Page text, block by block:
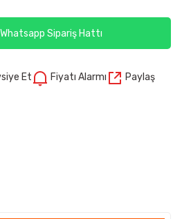
Whatsapp Sipariş Hattı
Et Fiyatı Alarmı Paylaş